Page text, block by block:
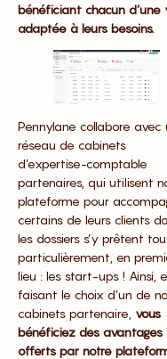
bénéficiant chacun d’une
adaptée à leurs besoins.
Pennylane collabore avec
réseau de cabinets
d’expertise-comptable
partenaires, qui utilisent
plateforme pour
certains de leurs clients
les dossiers s’y prêtent
particulièrement, en
lieu : les start-ups ! Ainsi,
faisant le choix d’un de
cabinets partenaire, vous
bénéficiez des avantages
offerts par notre